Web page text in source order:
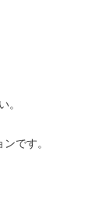
。
です。